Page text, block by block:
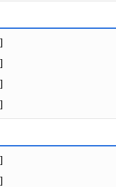
]
]
]
]
]
]